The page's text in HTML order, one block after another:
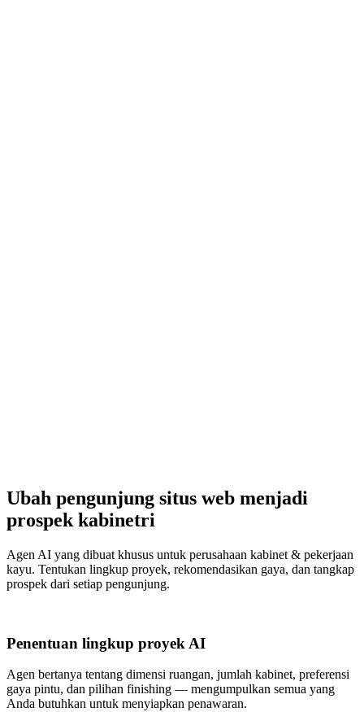
Ubah pengunjung situs web menjadi
prospek kabinetri
Agen AI yang dibuat khusus untuk perusahaan kabinet & pekerjaan
kayu. Tentukan lingkup proyek, rekomendasikan gaya, dan tangkap
prospek dari setiap pengunjung.
Penentuan lingkup proyek AI
Agen bertanya tentang dimensi ruangan, jumlah kabinet, preferensi
gaya pintu, dan pilihan finishing — mengumpulkan semua yang
Anda butuhkan untuk menyiapkan penawaran.